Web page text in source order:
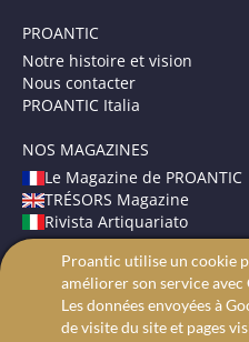
PROANTIC
Notre histoire et vision
Nous contacter
PROANTIC Italia
NOS MAGAZINES
Le Magazine de PROANTIC
TRÉSORS Magazine
Rivista Artiquariato
CONDITIONS GÉNÉRALES
Mentions légales
Protection des données
Proantic utilise un cookie
améliorer son service avec
Les données envoyées à
de visite du site et pages